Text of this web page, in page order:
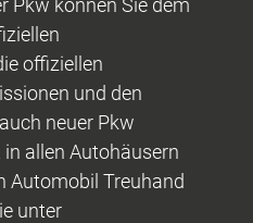
Pkw können Sie dem
offiziellen
und den
neuer Pkw
allen Autohäusern
Automobil Treuhand
unter